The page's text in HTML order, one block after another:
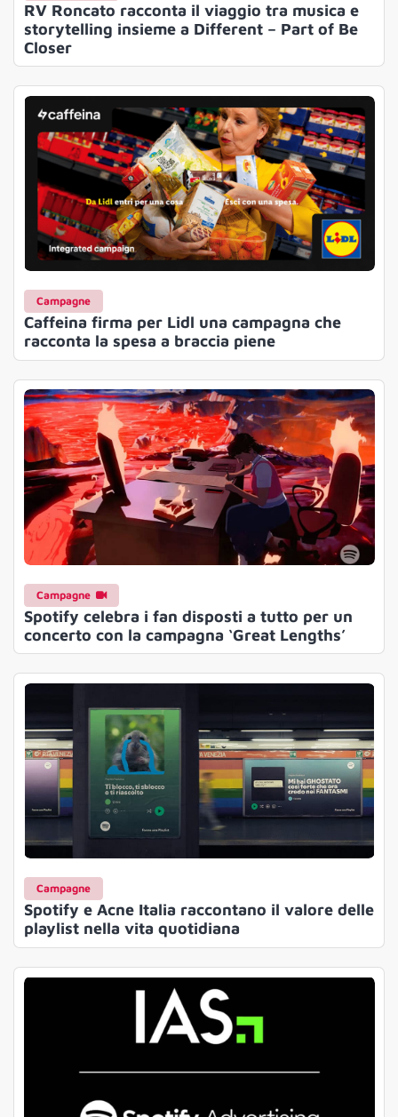
RV Roncato racconta il viaggio tra musica e
storytelling insieme a Different – Part of Be
Closer
Campagne
Caffeina firma per Lidl una campagna che
racconta la spesa a braccia piene
Campagne
Spotify celebra i fan disposti a tutto per un
concerto con la campagna ‘Great Lengths’
Campagne
Spotify e Acne Italia raccontano il valore delle
playlist nella vita quotidiana